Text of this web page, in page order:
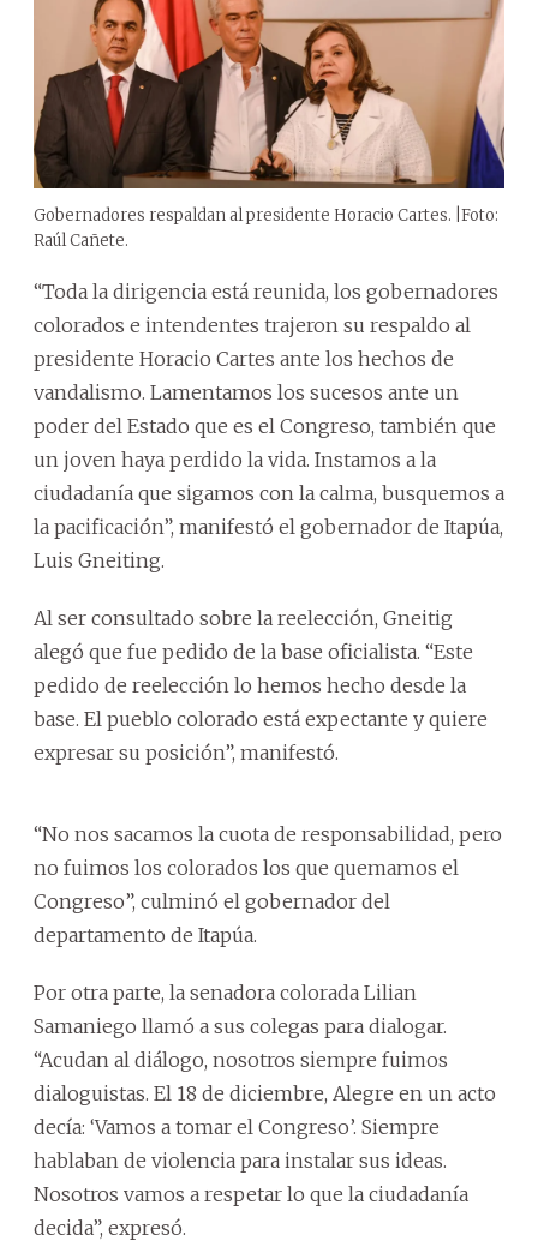
Gobernadores respaldan al presidente Horacio Cartes. |Foto:
Raúl Cañete.
“Toda la dirigencia está reunida, los gobernadores
colorados e intendentes trajeron su respaldo al
presidente Horacio Cartes ante los hechos de
vandalismo. Lamentamos los sucesos ante un
poder del Estado que es el Congreso, también que
un joven haya perdido la vida. Instamos a la
ciudadanía que sigamos con la calma, busquemos a
la pacificación”, manifestó el gobernador de Itapúa,
Luis Gneiting.
Al ser consultado sobre la reelección, Gneitig
alegó que fue pedido de la base oficialista. “Este
pedido de reelección lo hemos hecho desde la
base. El pueblo colorado está expectante y quiere
expresar su posición”, manifestó.
“No nos sacamos la cuota de responsabilidad, pero
no fuimos los colorados los que quemamos el
Congreso”, culminó el gobernador del
departamento de Itapúa.
Por otra parte, la senadora colorada Lilian
Samaniego llamó a sus colegas para dialogar.
“Acudan al diálogo, nosotros siempre fuimos
dialoguistas. El 18 de diciembre, Alegre en un acto
decía: ‘Vamos a tomar el Congreso’. Siempre
hablaban de violencia para instalar sus ideas.
Nosotros vamos a respetar lo que la ciudadanía
decida”, expresó.